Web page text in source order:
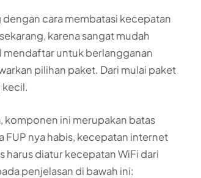
cara membatasi kecepatan
karena sangat mudah
mendaftar untuk berlangganan
pilihan paket. Dari mulai paket
komponen ini merupakan batas
FUP nya habis, kecepatan internet
harus diatur kecepatan WiFi dari
penjelasan di bawah ini: